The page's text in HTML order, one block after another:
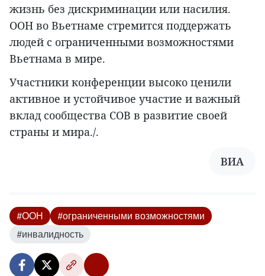
жизнь без дискриминации или насилия.
ООН во Вьетнаме стремится поддержать
людей с ограниченными возможностями
Вьетнама в мире.
Участники конференции высоко ценили
активное и устойчивое участие и важный
вклад сообщества СОВ в развитие своей
страны и мира./.
ВИА
#ООН
#ограниченными возможностями
#инвалидность